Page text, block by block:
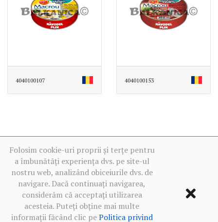
4040100107 4040100153
Folosim cookie-uri proprii și terțe pentru
a îmbunătăți experiența dvs. pe site-ul
nostru web, analizând obiceiurile dvs. de
navigare. Dacă continuați navigarea,
considerăm că acceptați utilizarea
acesteia. Puteți obține mai multe
informații făcând clic pePolitica privind